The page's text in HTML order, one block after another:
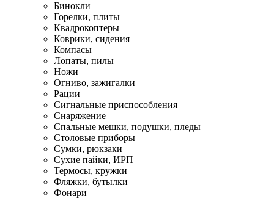
Бинокли
Горелки, плиты
Квадрокоптеры
Коврики, сидения
Компасы
Лопаты, пилы
Ножи
Огниво, зажигалки
Рации
Сигнальные приспособления
Снаряжение
Спальные мешки, подушки, пледы
Столовые приборы
Сумки, рюкзаки
Сухие пайки, ИРП
Термосы, кружки
Фляжки, бутылки
Фонари